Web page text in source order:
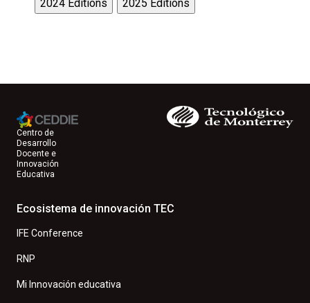
Centro de
Desarrollo
Docente e
Innovación
Educativa
Ecosistema de innovación TEC
IFE Conference
RNP
Mi Innovación educativa